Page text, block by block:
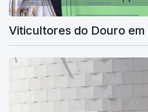
Viticultores do Douro